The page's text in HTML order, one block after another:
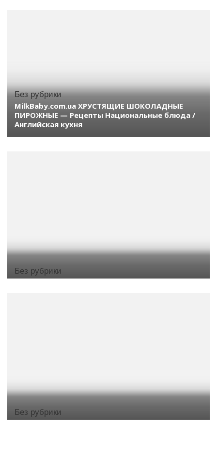
Без рубрики
MilkBaby.com.ua ХРУСТЯЩИЕ ШОКОЛАДНЫЕ
ПИРОЖНЫЕ — Рецепты Национальные блюда /
Английская кухня
Без рубрики
Без рубрики